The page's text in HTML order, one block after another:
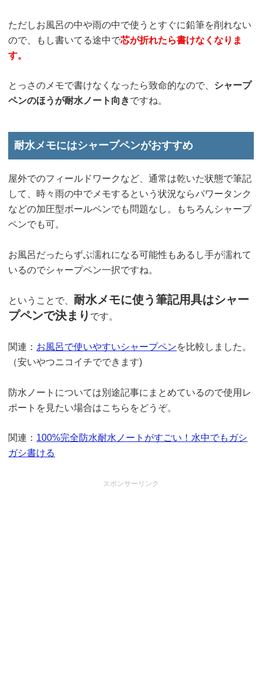
ただしお風呂の中や雨の中で使うとすぐに鉛筆を削れない
ので、もし書いてる途中で芯が折れたら書けなくなりま
す。
とっさのメモで書けなくなったら致命的なので、 シャープ
ペンのほうが耐水ノート向きですね。
耐水メモにはシャープペンがおすすめ
屋外でのフィールドワークなど、通常は乾いた状態で筆記
して、時々雨の中でメモするという状況ならパワータンク
などの加圧型ボールペンでも問題なし。もちろんシャープ
ペンでも可。
お風呂だったらずぶ濡れになる可能性もあるし手が濡れて
いるのでシャープペン一択ですね。
ということで、 耐水メモに使う筆記用具はシャー
プペンで決まり です。
関連： お風呂で使いやすいシャープペンを比較しました。
（安いやつニコイチでできます)
防水ノートについては別途記事にまとめているので使用レ
ポートを見たい場合はこちらをどうぞ。
関連： 100%完全防水耐水ノートがすごい！水中でもガシ
ガシ書ける
スポンサーリンク